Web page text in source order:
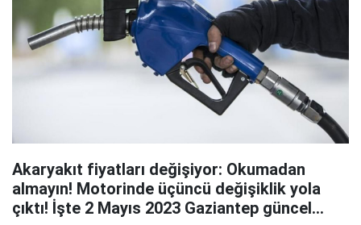
Akaryakıt fiyatları değişiyor: Okumadan
almayın! Motorinde üçüncü değişiklik yola
çıktı! İşte 2 Mayıs 2023 Gaziantep güncel